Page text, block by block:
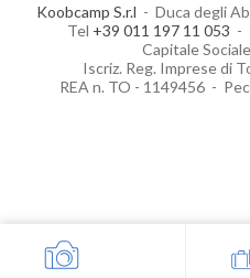
Koobcamp S.r.l
Duca degli
Tel +39 011 197 11 053
Capitale
Iscriz. Reg. Imprese di
REA n. TO - 1149456
Pec
Your Privacy